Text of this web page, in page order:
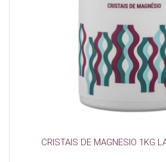
CRISTAIS DE MAGNESIO 1KG